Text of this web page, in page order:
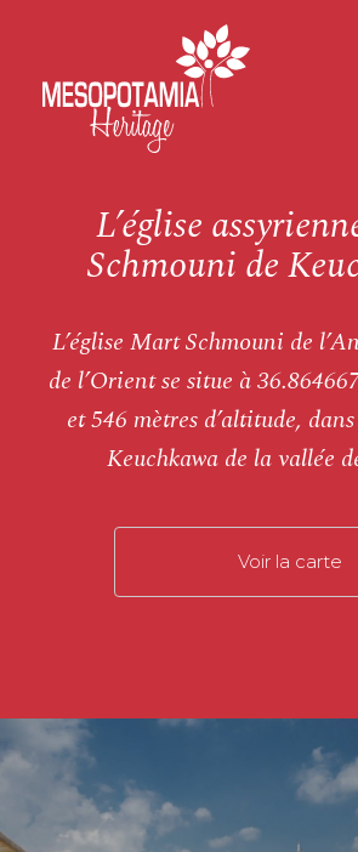
L’église
Schmouni de
L’église Mart Schmouni de
de l’Orient se situe à
et 546 mètres d’altitude,
Keuchkawa de la vallée
Voir la carte